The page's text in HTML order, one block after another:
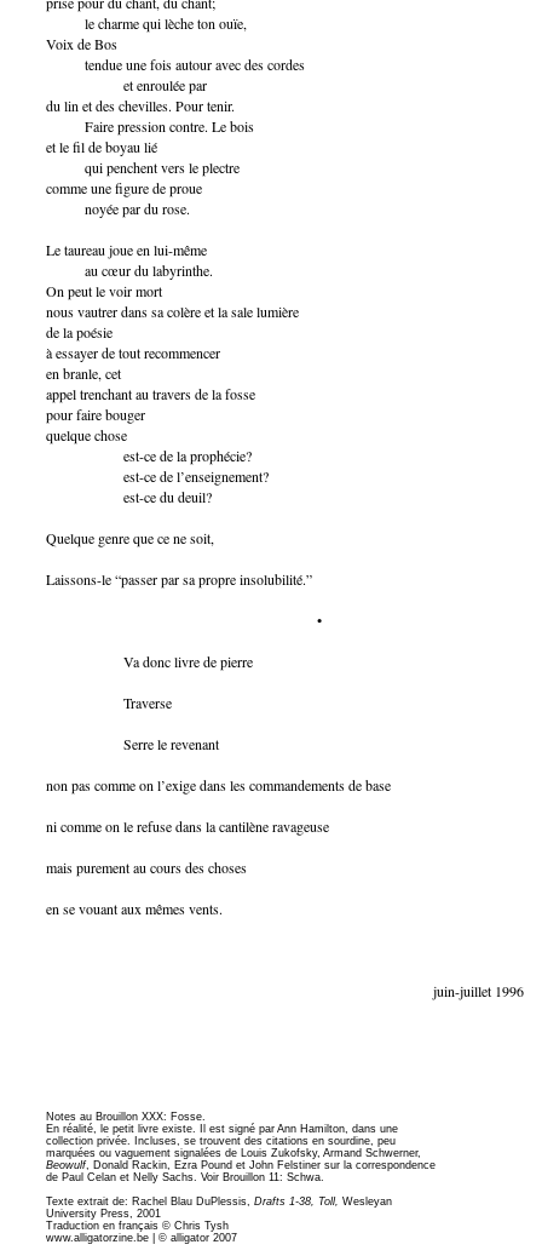
le charme qui lèche ton ouïe,
Voix de Bos
tendue une fois autour avec des cordes
et enroulée par
du lin et des chevilles. Pour tenir.
Faire pression contre. Le bois
et le fil de boyau lié
qui penchent vers le plectre
comme une figure de proue
noyée par du rose.
Le taureau joue en lui-même
au cœur du labyrinthe.
On peut le voir mort
nous vautrer dans sa colère et la sale lumière
de la poésie
à essayer de tout recommencer
en branle, cet
appel trenchant au travers de la fosse
pour faire bouger
quelque chose
est-ce de la prophécie?
est-ce de l’enseignement?
est-ce du deuil?
Quelque genre que ce ne soit,
Laissons-le “passer par sa propre insolubilité.”
•
Va donc livre de pierre
Traverse
Serre le revenant
non pas comme on l’exige dans les commandements de base
ni comme on le refuse dans la cantilène ravageuse
mais purement au cours des choses
en se vouant aux mêmes vents.
juin-juillet 1996
Notes au Brouillon XXX: Fosse.
En réalité, le petit livre existe. Il est signé par Ann Hamilton, dans une
collection privée. Incluses, se trouvent des citations en sourdine, peu
marquées ou vaguement signalées de Louis Zukofsky, Armand Schwerner,
Beowulf, Donald Rackin, Ezra Pound et John Felstiner sur la correspondence
de Paul Celan et Nelly Sachs. Voir Brouillon 11: Schwa.
Texte extrait de: Rachel Blau DuPlessis, Drafts 1-38, Toll, Wesleyan
University Press, 2001
Traduction en français © Chris Tysh
www.alligatorzine.be | © alligator 2007